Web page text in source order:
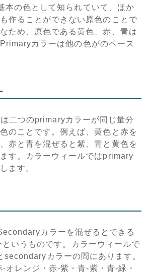
本の色として知られていて、ほか
作ることができない原色のことで
ため、原色である黄色、赤、青は
カラーは他の色がのベース
二つのprimaryカラーが同じ量分
のことです。例えば、黄色と赤を
赤と青を混ぜると紫、青と黄色を
す。カラーウィールではprimary
ます。
カラーを混ぜるとできる
いうものです。カラーウィールで
カラーの間にあります。
オレンジ・赤-紫・青-紫・青-緑・